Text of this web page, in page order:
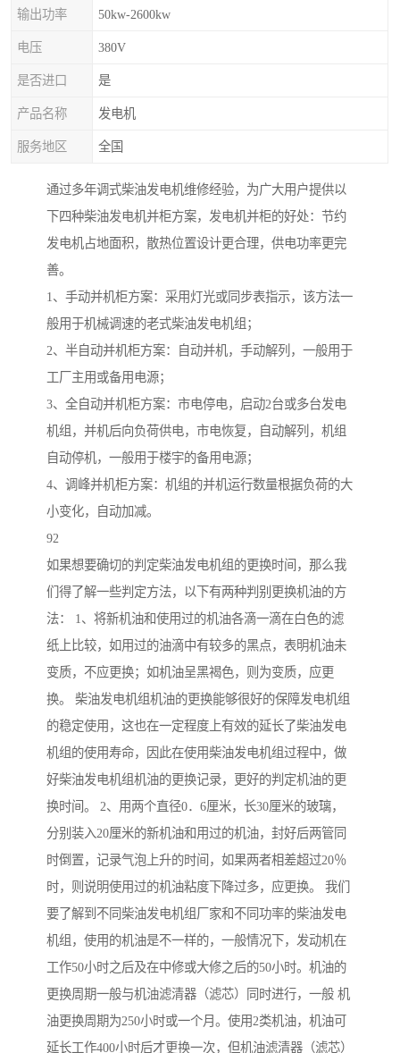
输出功率 50kw-2600kw
电压 380V
是否进口 是
产品名称 发电机
服务地区 全国
通过多年调式柴油发电机维修经验，为广大用户提供以
下四种柴油发电机并柜方案，发电机并柜的好处：节约
发电机占地面积，散热位置设计更合理，供电功率更完
善。
1、手动并机柜方案：采用灯光或同步表指示，该方法一
般用于机械调速的老式柴油发电机组；
2、半自动并机柜方案：自动并机，手动解列，一般用于
工厂主用或备用电源；
3、全自动并机柜方案：市电停电，启动2台或多台发电
机组，并机后向负荷供电，市电恢复，自动解列，机组
自动停机，一般用于楼宇的备用电源；
4、调峰并机柜方案：机组的并机运行数量根据负荷的大
小变化，自动加减。
92
如果想要确切的判定柴油发电机组的更换时间，那么我
们得了解一些判定方法，以下有两种判别更换机油的方
法： 1、将新机油和使用过的机油各滴一滴在白色的滤
纸上比较，如用过的油滴中有较多的黑点，表明机油未
变质，不应更换；如机油呈黑褐色，则为变质，应更
换。 柴油发电机组机油的更换能够很好的保障发电机组
的稳定使用，这也在一定程度上有效的延长了柴油发电
机组的使用寿命，因此在使用柴油发电机组过程中，做
好柴油发电机组机油的更换记录，更好的判定机油的更
换时间。 2、用两个直径0．6厘米，长30厘米的玻璃，
分别装入20厘米的新机油和用过的机油，封好后两管同
时倒置，记录气泡上升的时间，如果两者相差超过20％
时，则说明使用过的机油粘度下降过多，应更换。 我们
要了解到不同柴油发电机组厂家和不同功率的柴油发电
机组，使用的机油是不一样的，一般情况下，发动机在
工作50小时之后及在中修或大修之后的50小时。机油的
更换周期一般与机油滤清器（滤芯）同时进行，一般 机
油更换周期为250小时或一个月。使用2类机油，机油可
延长工作400小时后才更换一次，但机油滤清器（滤芯）